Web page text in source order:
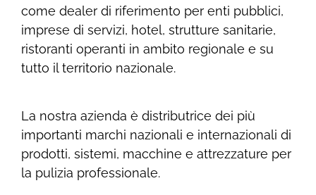
come dealer di riferimento per enti pubblici,
imprese di servizi, hotel, strutture sanitarie,
ristoranti operanti in ambito regionale e su
tutto il territorio nazionale.
La nostra azienda è distributrice dei più
importanti marchi nazionali e internazionali di
prodotti, sistemi, macchine e attrezzature per
la pulizia professionale.